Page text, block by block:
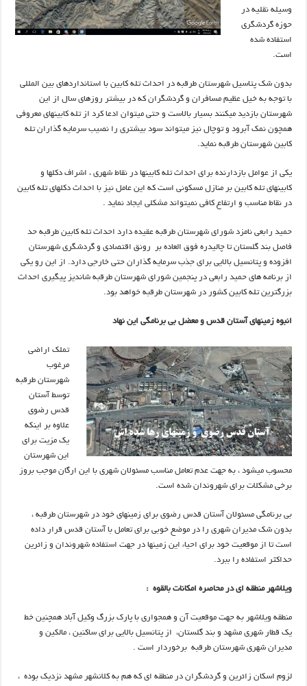
وسیله نقلیه در
حوزه گردشگری
استفاده شده
است.
بدون شک پتاسیل شهرستان طرقبه در احداث تله کابین با استانداردهای بین المللی
با توجه به خیل عظیم مسافران و گردشگران که در بیشتر روزهای سال از این
شهرستان بازدید میکنند بسیار بالاست و حتی میتوان ادعا کرد از تله کابینهای معروفی
همچون نمک آبرود و توچال نیز میتواند سود بیشتری را نصیب سرمایه گذاران تله
کابین شهرستان طرقبه نماید.
یکی از عوامل بازدارنده برای احداث تله کابینها در نقاط شهری ، اشراف دکلها و
کابینهای تله کابین بر منازل مسکونی است که این عامل نیز با احداث دکلهای تله کابین
در نقاط مناسب و ارتفاع کافی نمیتواند مشکلی ایجاد نماید .
حمید رابعی نامزد شورای شهرستان طرقبه عقیده دارد احداث تله کابین طرقبه حد
فاصل بند گلستان تا چالیدره فوق العاده بر رونق اقتصادی و گردشگری شهرستان
افزوده و پتانسیل بالایی برای جذب سرمایه گذاران حتی خارجی دارد. از این رو یکی
از برنامه های حمید رابعی در پنجمین شورای شهرستان طرقبه شاندیز پیگیری احداث
بزرگترین تله کابین کشور در شهرستان طرقبه خواهد بود.
انبوه زمینهای آستان قدس و معضل بی برنامگی این نهاد
تملک اراضی
مرغوب
شهرستان طرقبه
توسط آستان
قدس رضوی
علاوه بر اینکه
یک مزیت برای
این شهرستان
محسوب میشود ، به جهت عدم تعامل مناسب مسئولان شهری با این ارگان موجب بروز
برخی مشکلات برای شهروندان شده است.
بی برنامگی مسئولان آستان قدس رضوی برای زمینهای خود در شهرستان طرقبه ،
بدون شک مدیران شهری را در موضع خوبی برای تعامل با آستان قدس قرار داده
است تا از موقعیت خود برای احیاء این زمینها در جهت استفاده شهروندان و زائرین
حداکثر استفاده را ببرد.
ویلاشهر منطقه ای در محاصره امکانات بالقوه :
منطقه ویلاشهر به جهت موقعیت آن و همجواری با پارک بزرگ وکیل آباد همچنین خط
یک قطار شهری مشهد و بند گلستان، از پتانسیل بالایی برای ساکنین ، مالکین و
مدیران شهری شهرستان طرقبه برخوردار است .
لزوم اسکان زائرین و گردشگران در منطقه ای که هم به کلانشهر مشهد نزدیک بوده ،